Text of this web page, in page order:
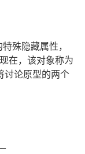
殊隐藏属性，
在，该对象称为
讨论原型的两个